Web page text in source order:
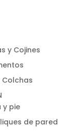
y Cojines
Colchas
y pie
de pared